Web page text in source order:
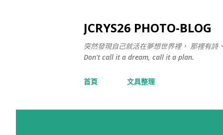
JCRYS26 PHOTO-BLOG
突然發現自己就活在夢想世界裡， 那裡有詩
Don't call it a dream, call it a plan.
首頁 文具整理